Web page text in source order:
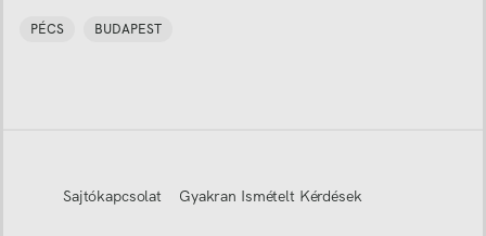
PÉCS BUDAPEST
Sajtókapcsolat Gyakran Ismételt Kérdések